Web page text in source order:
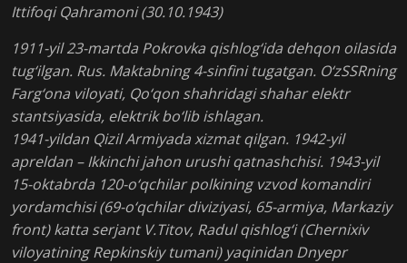
Ittifoqi Qahramoni (30.10.1943)
1911-yil 23-martda Pokrovka qishlog‘ida dehqon oilasida
tug‘ilgan. Rus. Maktabning 4-sinfini tugatgan. O‘zSSRning
Farg‘ona viloyati, Qo‘qon shahridagi shahar elektr
stantsiyasida, elektrik bo‘lib ishlagan.
1941-yildan Qizil Armiyada xizmat qilgan. 1942-yil
apreldan – Ikkinchi jahon urushi qatnashchisi. 1943-yil
15-oktabrda 120-o‘qchilar polkining vzvod komandiri
yordamchisi (69-o‘qchilar diviziyasi, 65-armiya, Markaziy
front) katta serjant V.Titov, Radul qishlog‘i (Chernixiv
viloyatining Repkinskiy tumani) yaqinidan Dnyepr